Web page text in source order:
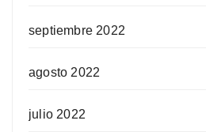
septiembre 2022
agosto 2022
julio 2022